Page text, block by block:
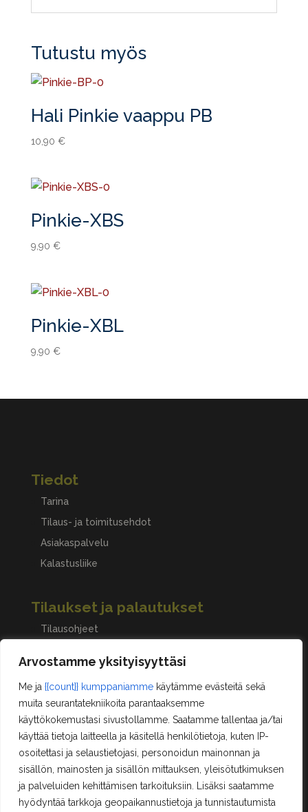
Arvostamme yksityisyyttäsi
Me ja {{count}} kumppaniamme käytämme evästeitä sekä
muita seurantatekniikoita parantaaksemme
käyttökokemustasi sivustollamme. Saatamme tallentaa ja/tai
käyttää tietoja laitteella ja käsitellä henkilötietoja, kuten IP-
osoitettasi ja selaustietojasi, personoidun mainonnan ja
sisällön, mainosten ja sisällön mittauksen, yleisötutkimuksen
ja palveluiden kehittämisen tarkoituksiin. Lisäksi saatamme
hyödyntää tarkkoja geopaikannustietoja ja tunnistautumista
Tutustu myös
Hali Pinkie vaappu PB
10,90 €
Pinkie-XBS
9,90 €
Pinkie-XBL
9,90 €
Tiedot
Tarina
Tilaus- ja toimitusehdot
Asiakaspalvelu
Kalastusliike
Tilaukset ja palautukset
Tilausohjeet
Asiakastilini
Oma tili
Ostoskori
Rekisteröityminen
Kilpailut ja säännöt